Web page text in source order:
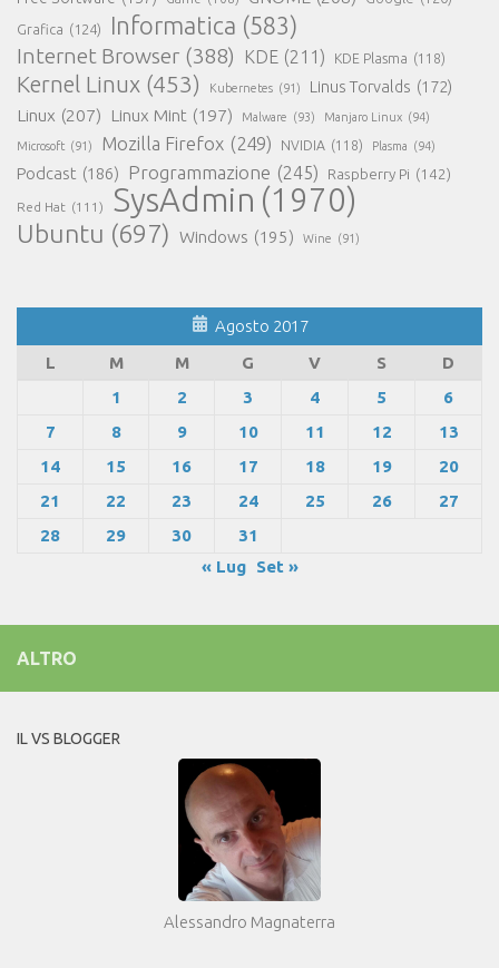
Grafica (124) Informatica (583)
Internet Browser (388) KDE (211) KDE Plasma (118)
Kernel Linux (453) Kubernetes (91) Linus Torvalds (172)
Linux (207) Linux Mint (197) Malware (93) Manjaro Linux (94)
Microsoft (91) Mozilla Firefox (249) NVIDIA (118) Plasma (94)
Podcast (186) Programmazione (245) Raspberry Pi (142)
Red Hat (111) SysAdmin (1970)
Ubuntu (697) Windows (195) Wine (91)
Agosto 2017
L
M M G V S
D
1
2 3 4 5
6
7
8 9 10 11 12
13
14
15 16 17 18 19
20
21
22 23 24 25 26
27
28
29 30
31
« Lug
Set »
ALTRO
IL VS BLOGGER
Alessandro Magnaterra